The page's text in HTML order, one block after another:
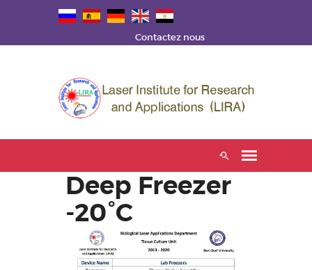
Contactez nous
Deep Freezer
-20°C